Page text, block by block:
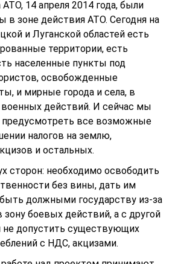
14 апреля 2014 года, были
в зоне действия АТО. Сегодня на
и Луганской областей есть
территории, есть
населенные пункты под
освобожденные
и мирные города и села, в
действий. И сейчас мы
все возможные
налогов на землю,
и остальных.
сторон: необходимо освободить
без вины, дать им
должными государству из-за
зону боевых действий, а с другой
не допустить существующих
с НДС, акцизами.